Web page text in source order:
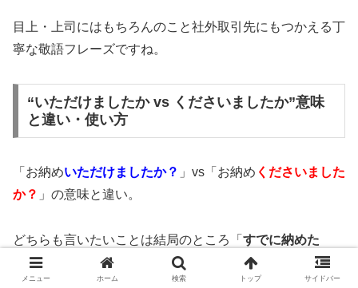
目上・上司にはもちろんのこと社外取引先にもつかえる丁
寧な敬語フレーズですね。
“いただけましたか vs くださいましたか”意味
と違い・使い方
「お納めいただけましたか？ 」vs「お納め くださいました
か？ 」の意味と違い。
どちらも言いたいことは結局のところ「 すでに納めた
か？」なのですが…
メニュー ホーム 検索 トップ サイドバー